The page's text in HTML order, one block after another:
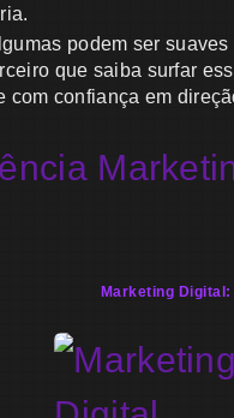
podem ser suaves
que saiba surfar
com confiança em
Marketing